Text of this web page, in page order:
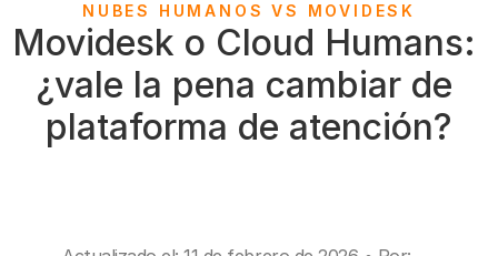
NUBES HUMANOS VS MOVIDESK
Movidesk o Cloud Humans:
¿vale la pena cambiar de
plataforma de atención?